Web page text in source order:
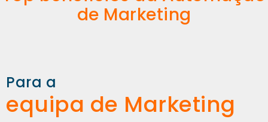
de Marketing
Para a
equipa de Marketing